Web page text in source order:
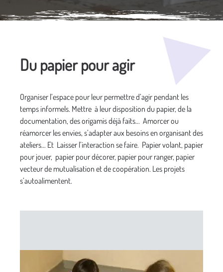
Du papier pour agir
Organiser l’espace pour leur permettre d’agir pendant les
temps informels. Mettre à leur disposition du papier, de la
documentation, des origamis déjà faits... Amorcer ou
réamorcer les envies, s’adapter aux besoins en organisant des
ateliers… Et Laisser l’interaction se faire. Papier volant, papier
pour jouer, papier pour décorer, papier pour ranger, papier
vecteur de mutualisation et de coopération. Les projets
s’autoalimentent.